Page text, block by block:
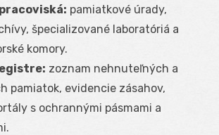
pamiatkové úrady,
špecializované laboratóriá a
komory.
zoznam nehnuteľných a
pamiatok, evidencie zásahov,
s ochrannými pásmami a